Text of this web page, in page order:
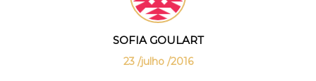
SOFIA GOULART
23 /julho /2016